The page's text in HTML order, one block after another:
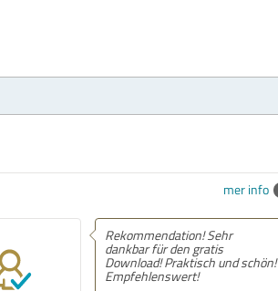
mer info
Rekommendation! Sehr
dankbar für den gratis
Download! Praktisch und schön!
Empfehlenswert!